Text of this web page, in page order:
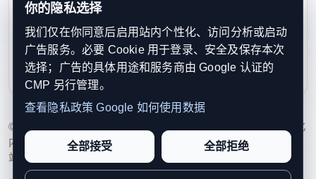
速了解欧洲动态。
contact@xinouzhou.com
服务支持、版权与合作：工作日优先处理站务、投稿与权
利通知
© 2026 新欧洲·欧洲头条. All Rights Reserved. 本网站持续优化
内容透明度、联系方式与用户权利说明，以提升品牌信任感和
站点完整度。
你的隐私选择
我们仅在你同意后启用站内个性化、访问分析或启动
广告服务。必要 Cookie 用于登录、安全及保存本次
选择；广告的具体用途和服务商由 Google 认证的
CMP 另行管理。
查看隐私政策 Google 如何使用数据
全部接受 全部拒绝